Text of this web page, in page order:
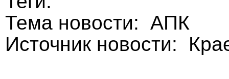
Тема новости: АПК
Источник новости: